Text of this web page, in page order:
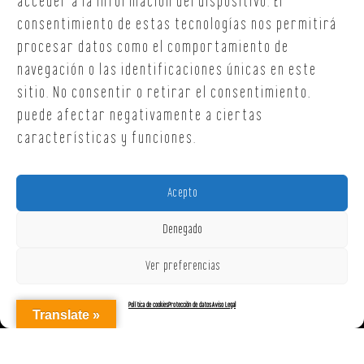
consentimiento de estas tecnologías nos permitirá
procesar datos como el comportamiento de
navegación o las identificaciones únicas en este
sitio. No consentir o retirar el consentimiento,
puede afectar negativamente a ciertas
características y funciones.
Acepto
Denegado
Ver preferencias
Política de cookiesProtección de datosAviso Legal
Translate »